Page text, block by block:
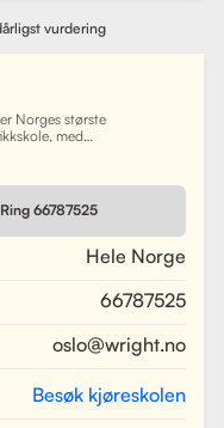
vurdering
Norges største
med
har
å tilby
for å
å booke
Ring 66787525
Hele Norge
66787525
oslo@wright.no
Besøk kjøreskolen